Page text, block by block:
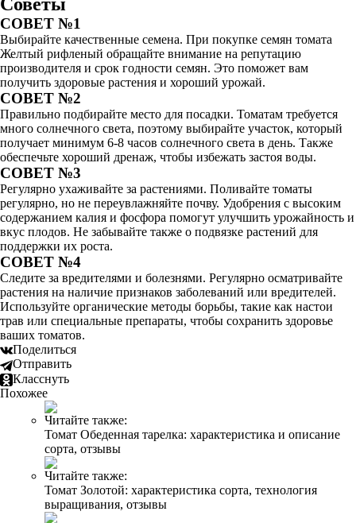
СОВЕТ №1
Выбирайте качественные семена. При покупке семян томата
Желтый рифленый обращайте внимание на репутацию
производителя и срок годности семян. Это поможет вам
получить здоровые растения и хороший урожай.
СОВЕТ №2
Правильно подбирайте место для посадки. Томатам требуется
много солнечного света, поэтому выбирайте участок, который
получает минимум 6-8 часов солнечного света в день. Также
обеспечьте хороший дренаж, чтобы избежать застоя воды.
СОВЕТ №3
Регулярно ухаживайте за растениями. Поливайте томаты
регулярно, но не переувлажняйте почву. Удобрения с высоким
содержанием калия и фосфора помогут улучшить урожайность и
вкус плодов. Не забывайте также о подвязке растений для
поддержки их роста.
СОВЕТ №4
Следите за вредителями и болезнями. Регулярно осматривайте
растения на наличие признаков заболеваний или вредителей.
Используйте органические методы борьбы, такие как настои
трав или специальные препараты, чтобы сохранить здоровье
ваших томатов.
Поделиться
Отправить
Класснуть
Похожее
Читайте также:
Томат Обеденная тарелка: характеристика и описание
сорта, отзывы
Читайте также:
Томат Золотой: характеристика сорта, технология
выращивания, отзывы